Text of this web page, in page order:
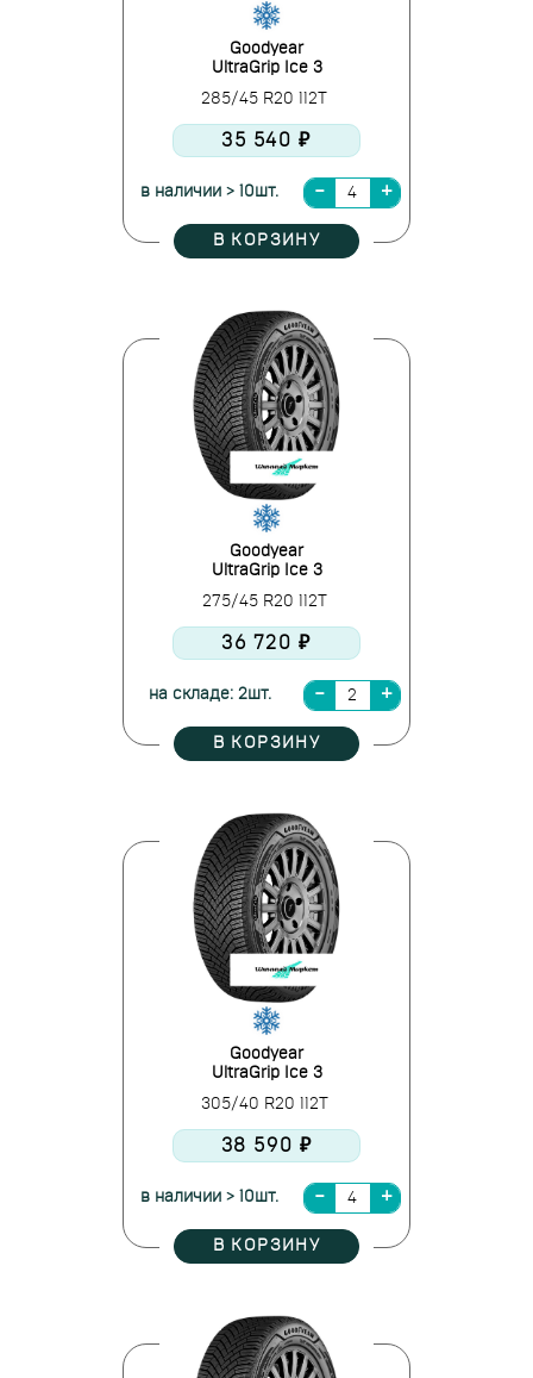
Goodyear
UltraGrip Ice 3
285/45 R20 112T
35 540 ₽
в наличии > 10шт.
В КОРЗИНУ
Goodyear
UltraGrip Ice 3
275/45 R20 112T
36 720 ₽
на складе: 2шт.
В КОРЗИНУ
Goodyear
UltraGrip Ice 3
305/40 R20 112T
38 590 ₽
в наличии > 10шт.
В КОРЗИНУ